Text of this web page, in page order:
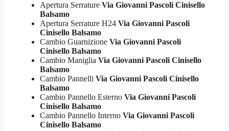
Apertura Serrature Via Giovanni Pascoli Cinisello
Balsamo
Apertura Serrature H24 Via Giovanni Pascoli
Cinisello Balsamo
Cambio Guarnizione Via Giovanni Pascoli
Cinisello Balsamo
Cambio Maniglia Via Giovanni Pascoli Cinisello
Balsamo
Cambio Pannelli Via Giovanni Pascoli Cinisello
Balsamo
Cambio Pannello Esterno Via Giovanni Pascoli
Cinisello Balsamo
Cambio Pannello Interno Via Giovanni Pascoli
Cinisello Balsamo